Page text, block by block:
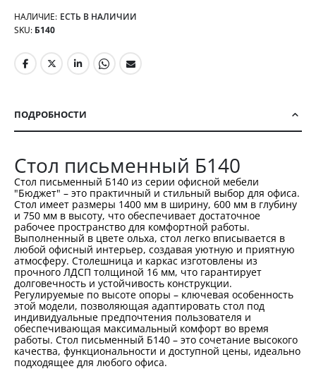
НАЛИЧИЕ: ЕСТЬ В НАЛИЧИИ
SKU Б140
ПОДРОБНОСТИ
Стол письменный Б140
Стол письменный Б140 из серии офисной мебели
"Бюджет" – это практичный и стильный выбор для офиса.
Стол имеет размеры 1400 мм в ширину, 600 мм в глубину
и 750 мм в высоту, что обеспечивает достаточное
рабочее пространство для комфортной работы.
Выполненный в цвете ольха, стол легко вписывается в
любой офисный интерьер, создавая уютную и приятную
атмосферу. Столешница и каркас изготовлены из
прочного ЛДСП толщиной 16 мм, что гарантирует
долговечность и устойчивость конструкции.
Регулируемые по высоте опоры – ключевая особенность
этой модели, позволяющая адаптировать стол под
индивидуальные предпочтения пользователя и
обеспечивающая максимальный комфорт во время
работы. Стол письменный Б140 – это сочетание высокого
качества, функциональности и доступной цены, идеально
подходящее для любого офиса.